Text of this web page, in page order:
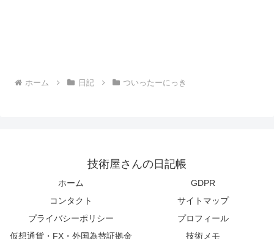
ホーム 日記 ついったーにっき
技術屋さんの日記帳
ホーム
GDPR
コンタクト
サイトマップ
プライバシーポリシー
プロフィール
仮想通貨・FX・外国為替証拠金
技術メモ